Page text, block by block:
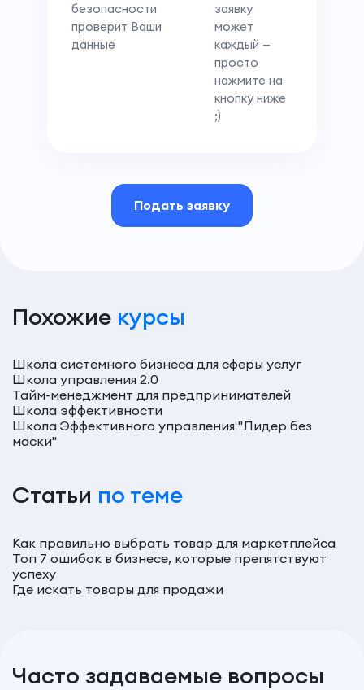
безопасности
проверит Ваши
данные
заявку
может
каждый —
просто
нажмите на
кнопку ниже
;)
Подать заявку
Похожие курсы
Школа системного бизнеса для сферы услуг
Школа управления 2.0
Тайм-менеджмент для предпринимателей
Школа эффективности
Школа Эффективного управления "Лидер без
маски"
Статьи по теме
Как правильно выбрать товар для маркетплейса
Топ 7 ошибок в бизнесе, которые препятствуют
успеху
Где искать товары для продажи
Часто задаваемые вопросы